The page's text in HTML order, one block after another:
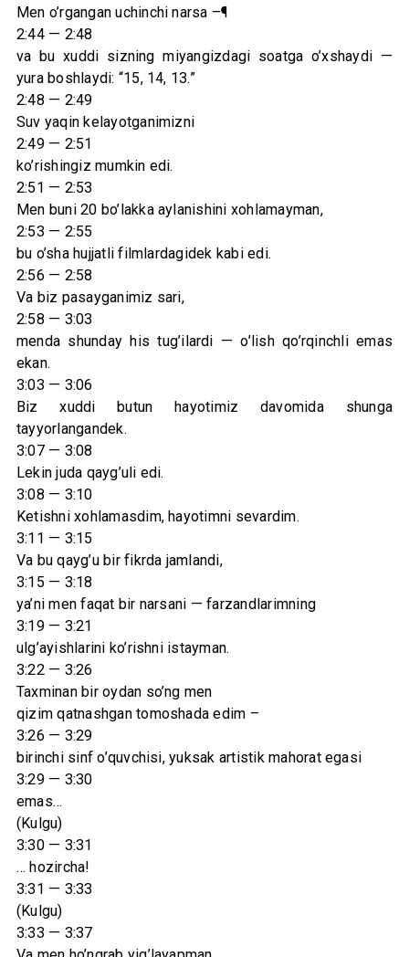
Men o’rgangan uchinchi narsa –¶
2:44 — 2:48
va bu xuddi sizning miyangizdagi soatga o’xshaydi —
yura boshlaydi: “15, 14, 13.”
2:48 — 2:49
Suv yaqin kelayotganimizni
2:49 — 2:51
ko’rishingiz mumkin edi.
2:51 — 2:53
Men buni 20 bo’lakka aylanishini xohlamayman,
2:53 — 2:55
bu o’sha hujjatli filmlardagidek kabi edi.
2:56 — 2:58
Va biz pasayganimiz sari,
2:58 — 3:03
menda shunday his tug’ilardi — o’lish qo’rqinchli emas
ekan.
3:03 — 3:06
Biz xuddi butun hayotimiz davomida shunga
tayyorlangandek.
3:07 — 3:08
Lekin juda qayg’uli edi.
3:08 — 3:10
Ketishni xohlamasdim, hayotimni sevardim.
3:11 — 3:15
Va bu qayg’u bir fikrda jamlandi,
3:15 — 3:18
ya’ni men faqat bir narsani — farzandlarimning
3:19 — 3:21
ulg’ayishlarini ko’rishni istayman.
3:22 — 3:26
Taxminan bir oydan so’ng men
qizim qatnashgan tomoshada edim –
3:26 — 3:29
birinchi sinf o’quvchisi, yuksak artistik mahorat egasi
3:29 — 3:30
emas…
(Kulgu)
3:30 — 3:31
… hozircha!
3:31 — 3:33
(Kulgu)
3:33 — 3:37